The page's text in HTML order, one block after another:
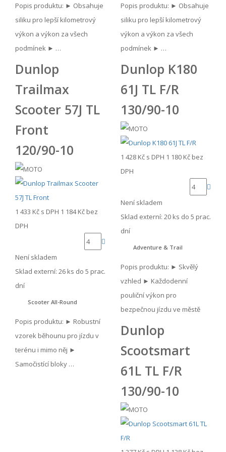
Popis produktu: ► Obsahuje
siliku pro lepší kilometrový
výkon a výkon za všech
podmínek ► …
Popis produktu: ► Obsahuje
siliku pro lepší kilometrový
výkon a výkon za všech
podmínek ► …
Dunlop
Trailmax
Scooter 57J TL
Front
120/90-10
1 433 Kč s DPH 1 184 Kč bez
DPH
Není skladem
Sklad externí: 26 ks do 5 prac.
dní
Scooter All-Round
Popis produktu: ► Robustní
vzorek běhounu pro jízdu v
terénu i mimo něj ►
Samočistící bloky …
Dunlop K180
61J TL F/R
130/90-10
1 428 Kč s DPH 1 180 Kč bez
DPH
Není skladem
Sklad externí: 20 ks do 5 prac.
dní
Adventure & Trail
Popis produktu: ► Skvělý
vzhled ► Každodenní
pouliční výkon pro
bezpečnou jízdu ve městě
Dunlop
Scootsmart
61L TL F/R
130/90-10